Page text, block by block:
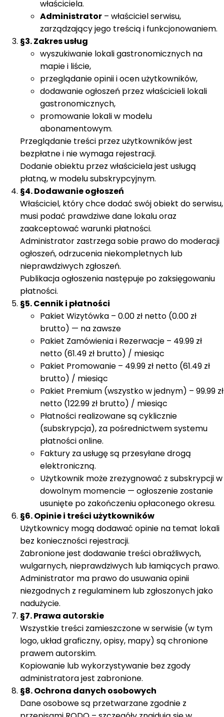
właściciela.
Administrator – właściciel serwisu,
zarządzający jego treścią i funkcjonowaniem.
§3. Zakres usług
wyszukiwanie lokali gastronomicznych na
mapie i liście,
przeglądanie opinii i ocen użytkowników,
dodawanie ogłoszeń przez właścicieli lokali
gastronomicznych,
promowanie lokali w modelu
abonamentowym.
Przeglądanie treści przez użytkowników jest
bezpłatne i nie wymaga rejestracji.
Dodanie obiektu przez właściciela jest usługą
płatną, w modelu subskrypcyjnym.
§4. Dodawanie ogłoszeń
Właściciel, który chce dodać swój obiekt do serwisu,
musi podać prawdziwe dane lokalu oraz
zaakceptować warunki płatności.
Administrator zastrzega sobie prawo do moderacji
ogłoszeń, odrzucenia niekompletnych lub
nieprawdziwych zgłoszeń.
Publikacja ogłoszenia następuje po zaksięgowaniu
płatności.
§5. Cennik i płatności
Pakiet Wizytówka – 0.00 zł netto (0.00 zł
brutto) — na zawsze
Pakiet Zamówienia i Rezerwacje – 49.99 zł
netto (61.49 zł brutto) / miesiąc
Pakiet Promowanie – 49.99 zł netto (61.49 zł
brutto) / miesiąc
Pakiet Premium (wszystko w jednym) – 99.99 zł
netto (122.99 zł brutto) / miesiąc
Płatności realizowane są cyklicznie
(subskrypcja), za pośrednictwem systemu
płatności online.
Faktury za usługę są przesyłane drogą
elektroniczną.
Użytkownik może zrezygnować z subskrypcji w
dowolnym momencie — ogłoszenie zostanie
usunięte po zakończeniu opłaconego okresu.
§6. Opinie i treści użytkowników
Użytkownicy mogą dodawać opinie na temat lokali
bez konieczności rejestracji.
Zabronione jest dodawanie treści obraźliwych,
wulgarnych, nieprawdziwych lub łamiących prawo.
Administrator ma prawo do usuwania opinii
niezgodnych z regulaminem lub zgłoszonych jako
nadużycie.
§7. Prawa autorskie
Wszystkie treści zamieszczone w serwisie (w tym
logo, układ graficzny, opisy, mapy) są chronione
prawem autorskim.
Kopiowanie lub wykorzystywanie bez zgody
administratora jest zabronione.
§8. Ochrona danych osobowych
Dane osobowe są przetwarzane zgodnie z